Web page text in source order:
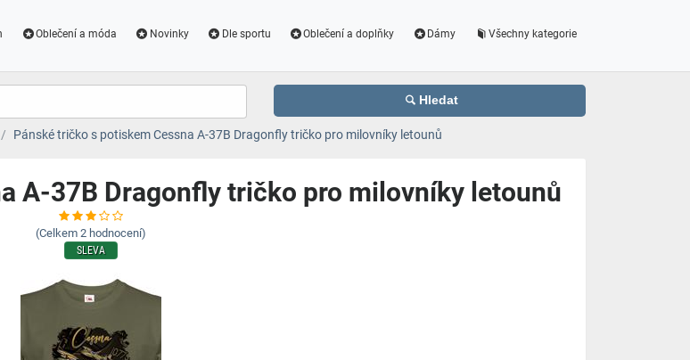
Oblečení a móda Novinky Dle sportu Oblečení a doplňky Dámy Všechny kategorie
Hledat
Pánské tričko s potiskem Cessna A-37B Dragonfly tričko pro milovníky letounů
A-37B Dragonfly tričko pro milovníky letounů
(Celkem 2 hodnocení)
SLEVA